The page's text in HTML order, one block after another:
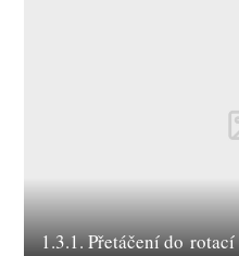
1.3.1. Přetáčení do rotací